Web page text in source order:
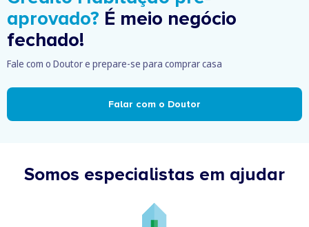
aprovado? É meio negócio
fechado!
Fale com o Doutor e prepare-se para comprar casa
Falar com o Doutor
Somos especialistas em ajudar